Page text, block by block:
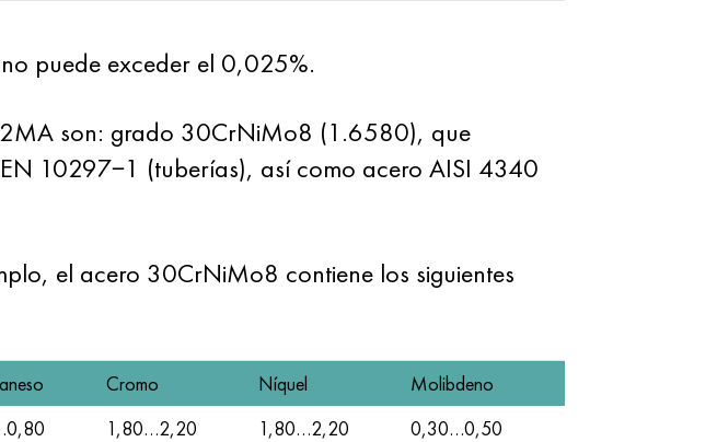
puede exceder el 0,025%.
son: grado 30CrNiMo8 (1.6580), que
10297−1 (tuberías), así como acero AISI 4340
el acero 30CrNiMo8 contiene los siguientes
Cromo Níquel
Molibdeno
1,80…2,20 1,80…2,20 0,30…0,50